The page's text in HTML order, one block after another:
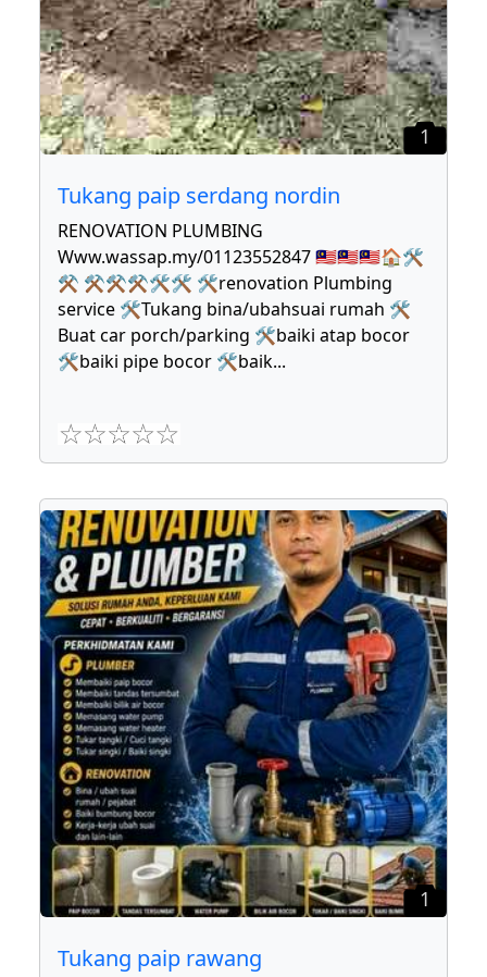
1
Tukang paip serdang nordin
RENOVATION PLUMBING
Www.wassap.my/01123552847 🇲🇾🇲🇾🇲🇾🏠🛠
⚒ ⚒⚒⚒🛠🛠 🛠renovation Plumbing
service 🛠Tukang bina/ubahsuai rumah 🛠
Buat car porch/parking 🛠baiki atap bocor
🛠baiki pipe bocor 🛠baik...
1
Tukang paip rawang